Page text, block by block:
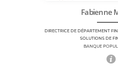
Fabienne
DIRECTRICE DE DÉPARTEMENT
SOLUTIONS DE
BANQUE